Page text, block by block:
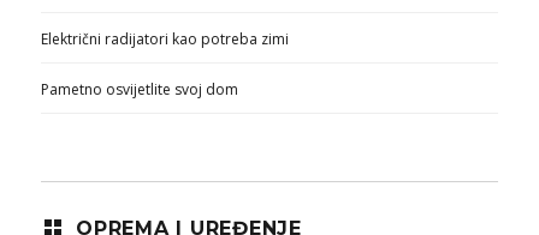
Električni radijatori kao potreba zimi
Pametno osvijetlite svoj dom
OPREMA I UREĐENJE